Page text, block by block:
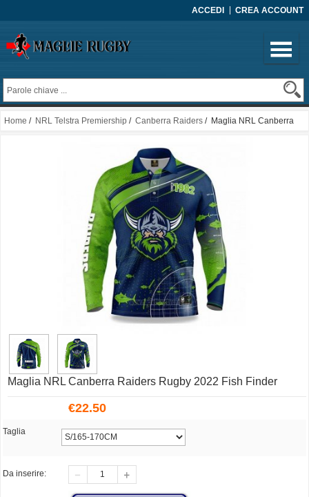
ACCEDI CREA ACCOUNT
Home / NRL Telstra Premiership / Canberra Raiders / Maglia NRL Canberra
Maglia NRL Canberra Raiders Rugby 2022 Fish Finder
€22.50
Taglia
Da inserire: